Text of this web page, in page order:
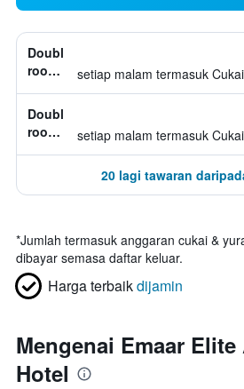
Double
room,
katil
tidak
diketahui
setiap malam termasuk
Double
room,
setiap malam termasuk
20 lagi tawaran
*Jumlah termasuk anggaran cukai &
dibayar semasa daftar keluar.
Harga terbaikdijamin
Mengenai Emaar
Hotel